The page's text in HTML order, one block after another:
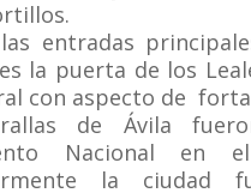
entradas
la puerta de los
con aspecto de
de Ávila
Nacional en
la ciudad